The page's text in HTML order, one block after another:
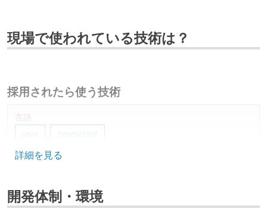
現場で使われている技術は？
採用されたら使う技術
言語
java
typescript
フレームワーク
データベース
詳細を見る
開発体制・環境